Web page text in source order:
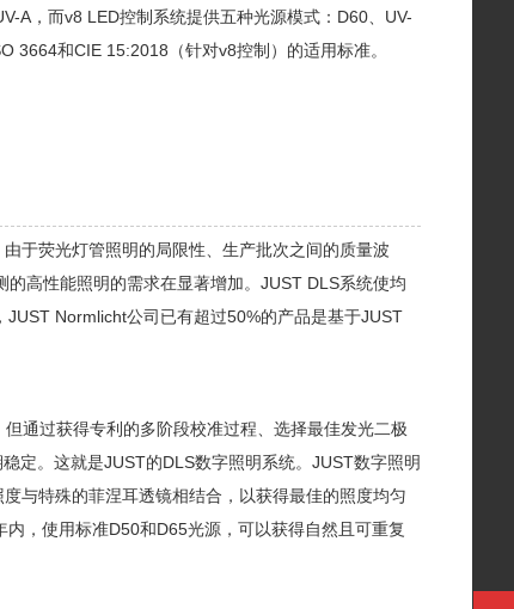
A，而v8 LED控制系统提供五种光源模式：D60、UV-
3664和CIE 15:2018（针对v8控制）的适用标准。
于荧光灯管照明的局限性、生产批次之间的质量波
高性能照明的需求在显著增加。JUST DLS系统使均
Normlicht公司已有超过50%的产品是基于JUST
通过获得专利的多阶段校准过程、选择最佳发光二极
定。这就是JUST的DLS数字照明系统。JUST数字照明
与特殊的菲涅耳透镜相结合，以获得最佳的照度均匀
，使用标准D50和D65光源，可以获得自然且可重复